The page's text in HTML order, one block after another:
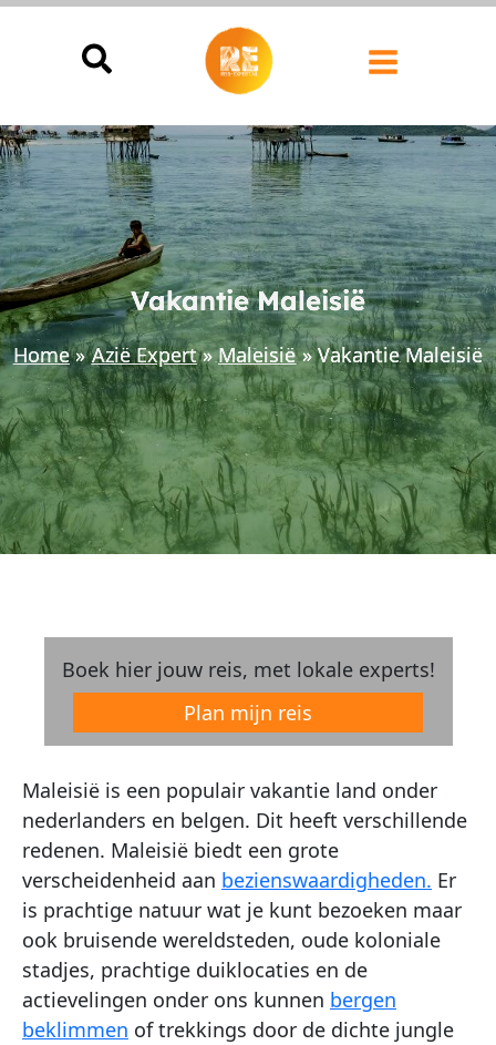
Ga
Vakantie Maleisië
Home Azië Expert Maleisië Vakantie Maleisië
Boek hier jouw reis, met lokale experts!
Plan mijn reis
Maleisië is een populair vakantie land onder
nederlanders en belgen. Dit heeft verschillende
redenen. Maleisië biedt een grote
verscheidenheid aan bezienswaardigheden. Er
is prachtige natuur wat je kunt bezoeken maar
ook bruisende wereldsteden, oude koloniale
stadjes, prachtige duiklocaties en de
actievelingen onder ons kunnen bergen
beklimmen of trekkings door de dichte jungle